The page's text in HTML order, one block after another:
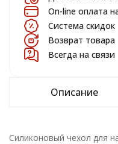
On-line оплата
Система скидок
Возврат товара
Всегда на связи
Описание
Силиконовый чехол для